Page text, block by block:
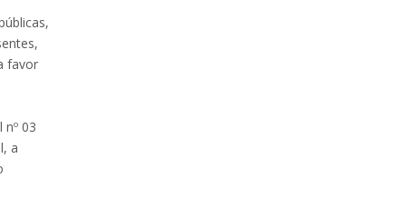
favor
03
a